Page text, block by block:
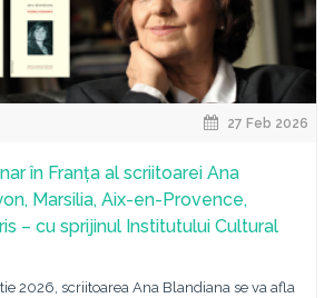
27 Feb 2026
în Franța al scriitoarei Ana
Marsilia, Aix-en-Provence,
– cu sprijinul Institutului Cultural
2026, scriitoarea Ana Blandiana se va afla